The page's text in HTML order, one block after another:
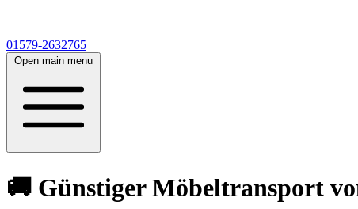
01579-2632765
Open main menu
🚚 Günstiger Möbeltransport